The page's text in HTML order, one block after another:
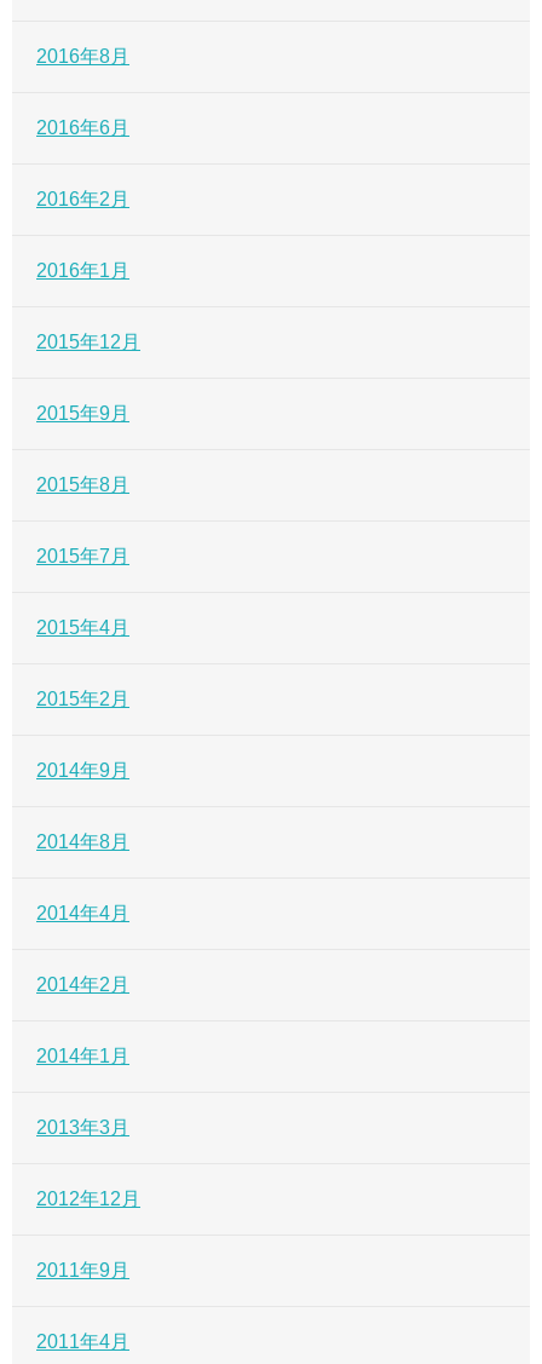
2016年8月
2016年6月
2016年2月
2016年1月
2015年12月
2015年9月
2015年8月
2015年7月
2015年4月
2015年2月
2014年9月
2014年8月
2014年4月
2014年2月
2014年1月
2013年3月
2012年12月
2011年9月
2011年4月